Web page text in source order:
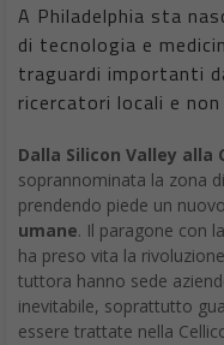
A Philadelphia sta
di tecnologia e
traguardi importanti
ricercatori locali e
Dalla Silicon Valley alla
soprannominata la zona
prendendo piede un
umane. Il paragone con
ha preso vita la
tuttora hanno sede
inevitabile, soprattutto
essere trattate nella